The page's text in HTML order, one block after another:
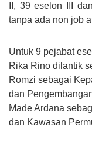
II, 39 eselon III
tanpa ada non job
Untuk 9 pejabat
Rika Rino dilantik
Romzi sebagai
dan
Made Ardana
dan Kawasan